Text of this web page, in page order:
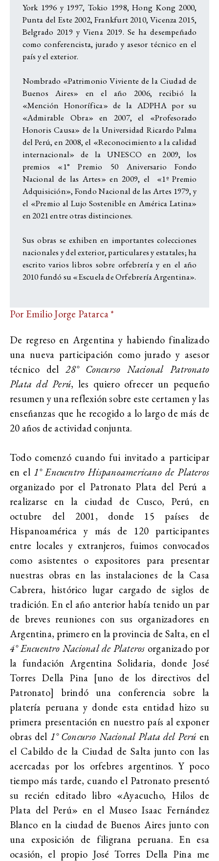
York 1996 y 1997, Tokio 1998, Hong Kong 2000,
Punta del Este 2002, Frankfurt 2010, Vicenza 2015,
Belgrado 2019 y Viena 2019. Se ha desempeñado
como conferencista, jurado y asesor técnico en el
país y el exterior.
Nombrado «Patrimonio Viviente de la Ciudad de
Buenos Aires» en el año 2006, recibió la
«Mención Honorífica» de la ADPHA por su
«Admirable Obra» en 2007, el «Profesorado
Honoris Causa» de la Universidad Ricardo Palma
del Perú, en 2008, el «Reconocimiento a la calidad
internacional» de la UNESCO en 2009, los
premios «1° Premio 50 Aniversario Fondo
Nacional de las Artes» en 2009, el «1º Premio
Adquisición», Fondo Nacional de las Artes 1979, y
el «Premio al Lujo Sostenible en América Latina»
en 2021 entre otras distinciones.
Sus obras se exhiben en importantes colecciones
nacionales y del exterior, particulares y estatales; ha
escrito varios libros sobre orfebrería y en el año
2010 fundó su «Escuela de Orfebrería Argentina».
Por Emilio Jorge Patarca *
De regreso en Argentina y habiendo finalizado
una nueva participación como jurado y asesor
técnico del28° Concurso Nacional Patronato
Plata del Perú, les quiero ofrecer un pequeño
resumen y una reflexión sobre este certamen y las
enseñanzas que he recogido a lo largo de más de
20 años de actividad conjunta.
Todo comenzó cuando fui invitado a participar
en el 1° Encuentro Hispanoamericano de Plateros
organizado por el Patronato Plata del Perú a
realizarse en la ciudad de Cusco, Perú, en
octubre del 2001, donde 15 países de
Hispanoamérica y más de 120 participantes
entre locales y extranjeros, fuimos convocados
como asistentes o expositores para presentar
nuestras obras en las instalaciones de la Casa
Cabrera, histórico lugar cargado de siglos de
tradición. En el año anterior había tenido un par
de breves reuniones con sus organizadores en
Argentina, primero en la provincia de Salta, en el
4° Encuentro Nacional de Plateros organizado por
la fundación Argentina Solidaria, donde José
Torres Della Pina [uno de los directivos del
Patronato] brindó una conferencia sobre la
platería peruana y donde esta entidad hizo su
primera presentación en nuestro país al exponer
obras del 1° Concurso Nacional Plata del Perú en
el Cabildo de la Ciudad de Salta junto con las
acercadas por los orfebres argentinos. Y poco
tiempo más tarde, cuando el Patronato presentó
su recién editado libro «Ayacucho, Hilos de
Plata del Perú» en el Museo Isaac Fernández
Blanco en la ciudad de Buenos Aires junto con
una exposición de filigrana peruana. En esa
ocasión, el propio José Torres Della Pina me